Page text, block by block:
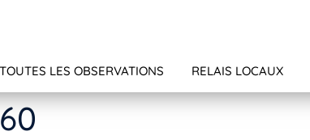
TOUTES LES OBSERVATIONS RELAIS LOCAUX